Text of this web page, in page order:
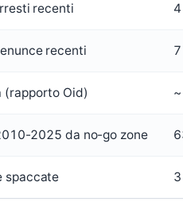
recenti 4
recenti 7
(rapporto Oid)
2025 da no-go zone
spaccate